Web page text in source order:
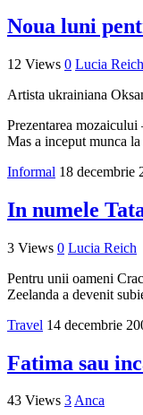
Noua luni
12 Views 0 Lucia Reich
Artista ukrainiana
Prezentarea
Mas a inceput munca
Informal 18 decembrie
In numele
3 Views 0 Lucia Reich
Pentru unii oameni
Zeelanda a devenit
Travel 14 decembrie
Fatima sau
43 Views 3Anca